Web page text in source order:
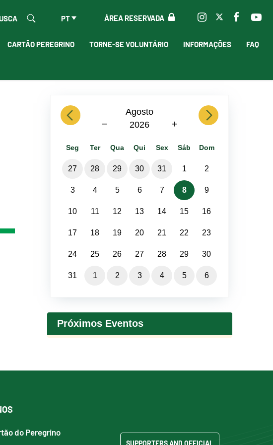
ÁREA RESERVADA
PT
CARTÃO PEREGRINO TORNE-SE VOLUNTÁRIO INFORMAÇÕES FAQ
previous
Agosto
2026
− +
next
Seg Ter Qua Qui Sex Sáb Dom
27 28 29 30 31 1 2
3 4 5 6 7 8 9
10 11 12 13 14 15 16
17 18 19 20 21 22 23
24 25 26 27 28 29 30
31 1 2 3 4 5 6
Próximos Eventos
do Peregrino
SUPPORTERS AND OFFICIAL